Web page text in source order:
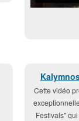
Cette vidéo
Festivals"